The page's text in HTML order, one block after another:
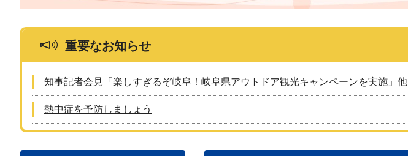
重要なお知らせ
知事記者会見「楽しすぎるぞ岐阜！岐阜県アウトドア観光キャンペーンを実施」他
熱中症を予防しましょう